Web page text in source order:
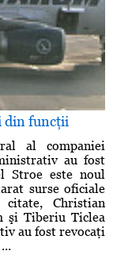
din funcţii
al companiei
au fost
Stroe este noul
surse oficiale
Christian
şi Tiberiu Ticlea
au fost revocaţi